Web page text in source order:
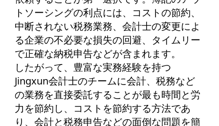
トソーシングの利点には、コストの節約、
中断されない税務業務、会計士の変更によ
る企業の不必要な損失の回避、タイムリー
で正確な納税申告などが含まれます。
したがって、豊富な実務経験を持つ
Jingxun会計士のチームに会計、税務など
の業務を直接委託することが最も時間と労
力を節約し、コストを節約する方法であ
り、会計と税務申告などの面倒な問題を簡